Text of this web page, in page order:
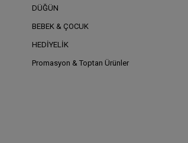
DÜĞÜN
BEBEK & ÇOCUK
HEDİYELİK
Promasyon & Toptan Ürünler